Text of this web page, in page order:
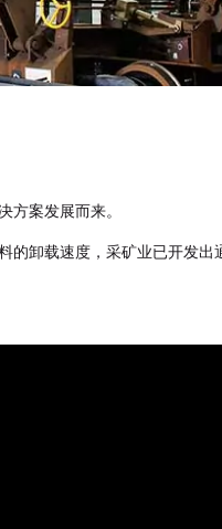
案发展而来。
卸载速度，采矿业已开发